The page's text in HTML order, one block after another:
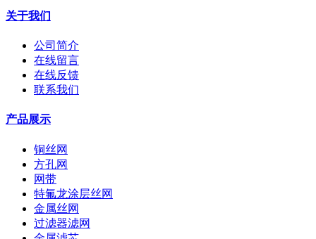
关于我们
公司简介
在线留言
在线反馈
联系我们
产品展示
铜丝网
方孔网
网带
特氟龙涂层丝网
金属丝网
过滤器滤网